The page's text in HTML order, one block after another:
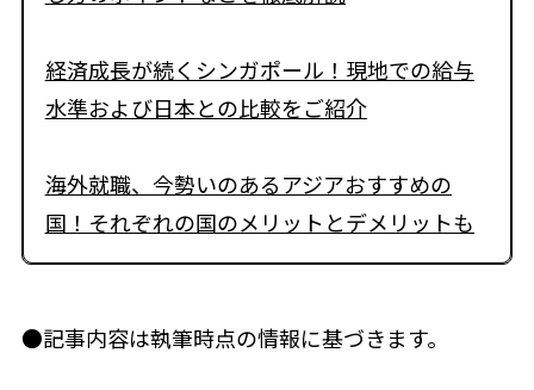
経済成長が続くシンガポール！現地での給与
水準および日本との比較をご紹介
海外就職、今勢いのあるアジアおすすめの
国！それぞれの国のメリットとデメリットも
●記事内容は執筆時点の情報に基づきます。